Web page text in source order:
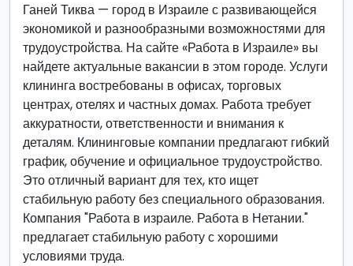
Ганей Тиква — город в Израиле с развивающейся
экономикой и разнообразными возможностями для
трудоустройства. На сайте «Работа в Израиле» вы
найдете актуальные вакансии в этом городе. Услуги
клининга востребованы в офисах, торговых
центрах, отелях и частных домах. Работа требует
аккуратности, ответственности и внимания к
деталям. Клининговые компании предлагают гибкий
график, обучение и официальное трудоустройство.
Это отличный вариант для тех, кто ищет
стабильную работу без специального образования.
Компания "Работа в израиле. Работа в Нетании."
предлагает стабильную работу с хорошими
условиями труда.